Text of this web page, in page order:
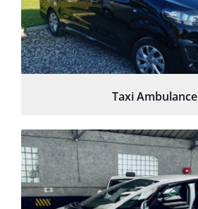
Taxi Ambulance